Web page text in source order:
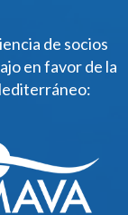
de socios
en favor de la